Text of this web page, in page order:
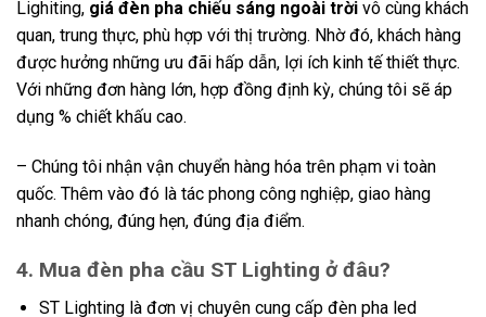
Lighiting, giá đèn pha chiếu sáng ngoài trời vô cùng khách
quan, trung thực, phù hợp với thị trường. Nhờ đó, khách hàng
được hưởng những ưu đãi hấp dẫn, lợi ích kinh tế thiết thực.
Với những đơn hàng lớn, hợp đồng định kỳ, chúng tôi sẽ áp
dụng % chiết khấu cao.
– Chúng tôi nhận vận chuyển hàng hóa trên phạm vi toàn
quốc. Thêm vào đó là tác phong công nghiệp, giao hàng
nhanh chóng, đúng hẹn, đúng địa điểm.
4. Mua đèn pha cầu ST Lighting ở đâu?
ST Lighting là đơn vị chuyên cung cấp đèn pha led